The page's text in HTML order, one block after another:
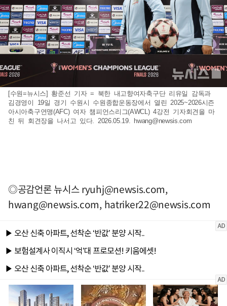
[수원=뉴시스] 황준선 기자 = 북한 내고향여자축구단 리유일 감독과
김경영이 19일 경기 수원시 수원종합운동장에서 열린 2025~2026시즌
아시아축구연맹(AFC) 여자 챔피언스리그(AWCL) 4강전 기자회견을 마
친 뒤 회견장을 나서고 있다. 2026.05.19. hwang@newsis.com
◎공감언론 뉴시스ryuhj@newsis.com,
hwang@newsis.com, hatriker22@newsis.com